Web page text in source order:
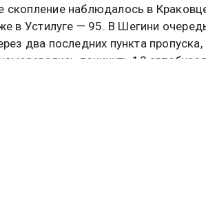
скопление наблюдалось в
в Устилуге — 95. В Шегини
два последних пункта пропуска,
покинуть 13